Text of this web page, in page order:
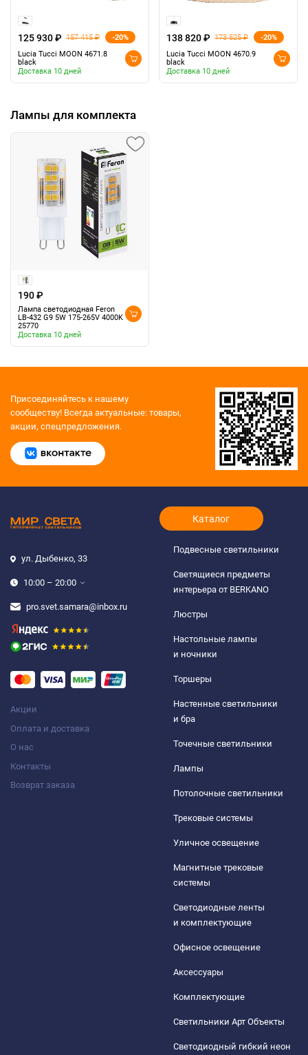
125 930 ₽ 157 415 ₽
-20%
Lucia Tucci MOON 4671.8
black
Доставка 10 дней
138 820 ₽ 173 525 ₽
-20%
Lucia Tucci MOON 4670.9
black
Доставка 10 дней
Лампы для комплекта
190 ₽
Лампа светодиодная Feron
LB-432 G9 5W 175-265V 4000K
25770
Доставка 10 дней
Присоединяйтесь к нашему
сообществу! Всегда актуальные: товары,
акции, спецпредложения.
ул. Дыбенко, 33
10:00 – 20:00
pro.svet.samara@inbox.ru
Акции
Оплата и доставка
О нас
Контакты
Возврат заказа
Каталог
Подвесные светильники
Светящиеся предметы
интерьера от BERKANO
Люстры
Настольные лампы
и ночники
Торшеры
Настенные светильники
и бра
Точечные светильники
Лампы
Потолочные светильники
Трековые системы
Уличное освещение
Магнитные трековые
системы
Светодиодные ленты
и комплектующие
Офисное освещение
Аксессуары
Комплектующие
Светильники Арт Объекты
Светодиодный гибкий неон